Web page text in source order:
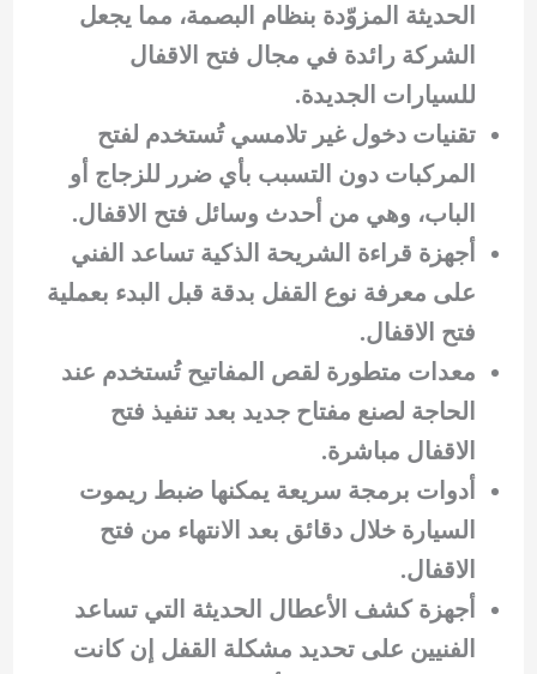
الحديثة المزوّدة بنظام البصمة، مما يجعل
الشركة رائدة في مجال فتح الاقفال
للسيارات الجديدة.
تقنيات دخول غير تلامسي تُستخدم لفتح
المركبات دون التسبب بأي ضرر للزجاج أو
الباب، وهي من أحدث وسائل فتح الاقفال.
أجهزة قراءة الشريحة الذكية تساعد الفني
على معرفة نوع القفل بدقة قبل البدء بعملية
فتح الاقفال.
معدات متطورة لقص المفاتيح تُستخدم عند
الحاجة لصنع مفتاح جديد بعد تنفيذ فتح
الاقفال مباشرة.
أدوات برمجة سريعة يمكنها ضبط ريموت
السيارة خلال دقائق بعد الانتهاء من فتح
الاقفال.
أجهزة كشف الأعطال الحديثة التي تساعد
الفنيين على تحديد مشكلة القفل إن كانت